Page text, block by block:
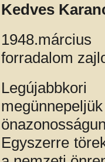
Kedves
forradalom
Egyszerre